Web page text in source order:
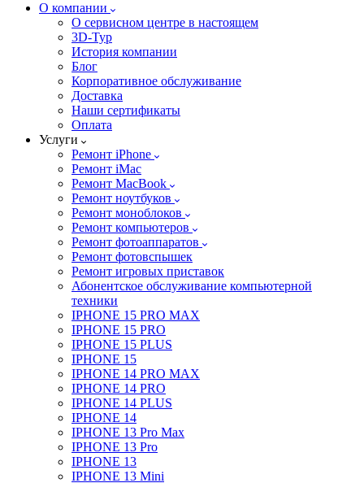
О компании
О сервисном центре в настоящем
3D-Тур
История компании
Блог
Корпоративное обслуживание
Доставка
Наши сертификаты
Оплата
Услуги
Ремонт iPhone
Ремонт iMac
Ремонт MacBook
Ремонт ноутбуков
Ремонт моноблоков
Ремонт компьютеров
Ремонт фотоаппаратов
Ремонт фотовспышек
Ремонт игровых приставок
Абонентское обслуживание компьютерной
техники
IPHONE 15 PRO MAX
IPHONE 15 PRO
IPHONE 15 PLUS
IPHONE 15
IPHONE 14 PRO MAX
IPHONE 14 PRO
IPHONE 14 PLUS
IPHONE 14
IPHONE 13 Pro Max
IPHONE 13 Pro
IPHONE 13
IPHONE 13 Mini